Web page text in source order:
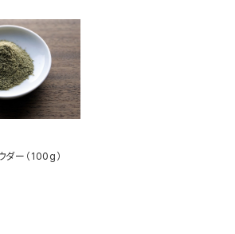
ダー（100g）